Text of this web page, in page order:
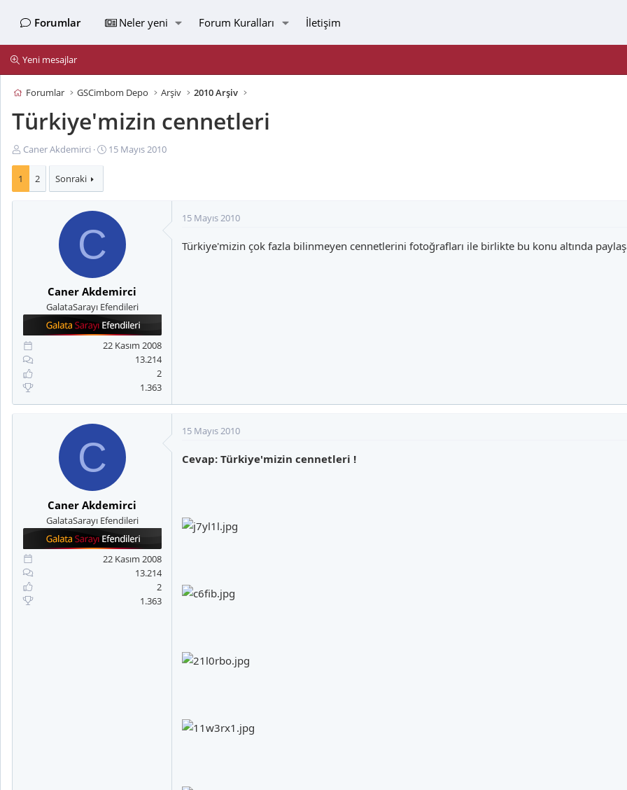
Forumlar Neler yeni Forum Kuralları İletişim
Yeni mesajlar
Forumlar GSCimbom Depo Arşiv 2010 Arşiv
Türkiye'mizin cennetleri
K
o
u
a
Caner Akdemirci
B
n
t
a
r
i
h
i
15 Mayıs 2010
1 2 Sonraki
C
Caner Akdemirci
GalataSarayı Efendileri
22 Kasım 2008
13.214
2
1.363
15 Mayıs 2010
Türkiye'mizin çok fazla bilinmeyen cennetlerini fotoğrafları ile birlikte bu konu altında
C
Caner Akdemirci
GalataSarayı Efendileri
22 Kasım 2008
13.214
2
1.363
15 Mayıs 2010
Cevap: Türkiye'mizin cennetleri !